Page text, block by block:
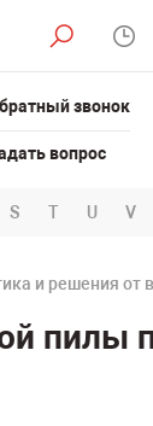
звонок
вопрос
S T U V
и решения от
пилы